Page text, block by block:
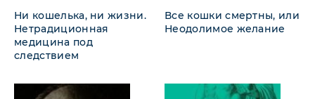
Ни кошелька, ни жизни.
Нетрадиционная
медицина под
следствием
Все кошки смертны, или
Неодолимое желание